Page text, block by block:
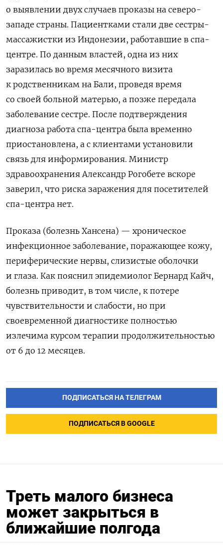
о выявлении двух случаев проказы на северо-
западе страны. Пациентками стали две сестры-
массажистки из Индонезии, работавшие в спа-
центре. По данным властей, одна из них
заразилась во время месячного визита
к родственникам на Бали, проведя время
со своей больной матерью, а позже передала
заболевание сестре. После подтверждения
диагноза работа спа-центра была временно
приостановлена, а с клиентами установили
связь для информирования. Министр
здравоохранения Александр Рогобете вскоре
заверил, что риска заражения для посетителей
спа-центра нет.
Проказа (болезнь Хансена) — хроническое
инфекционное заболевание, поражающее кожу,
периферические нервы, слизистые оболочки
и глаза. Как пояснил эпидемиолог Бернард Кайч,
болезнь приводит, в том числе, к потере
чувствительности и слабости, но при
своевременной диагностике полностью
излечима курсом терапии продолжительностью
от 6 до 12 месяцев.
ПОДПИСАТЬСЯ НА ТЕЛЕГРАМ
ПОДПИСАТЬСЯ В GOOGLE
Треть малого бизнеса
может закрыться в
ближайшие полгода